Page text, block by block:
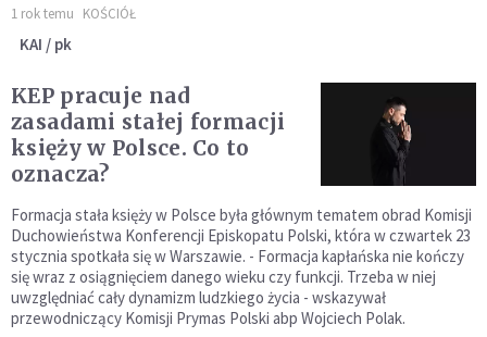
1 rok temu KOŚCIÓŁ
KAI / pk
KEP pracuje nad
zasadami stałej formacji
księży w Polsce. Co to
oznacza?
Formacja stała księży w Polsce była głównym tematem obrad Komisji
Duchowieństwa Konferencji Episkopatu Polski, która w czwartek 23
stycznia spotkała się w Warszawie. - Formacja kapłańska nie kończy
się wraz z osiągnięciem danego wieku czy funkcji. Trzeba w niej
uwzględniać cały dynamizm ludzkiego życia - wskazywał
przewodniczący Komisji Prymas Polski abp Wojciech Polak.